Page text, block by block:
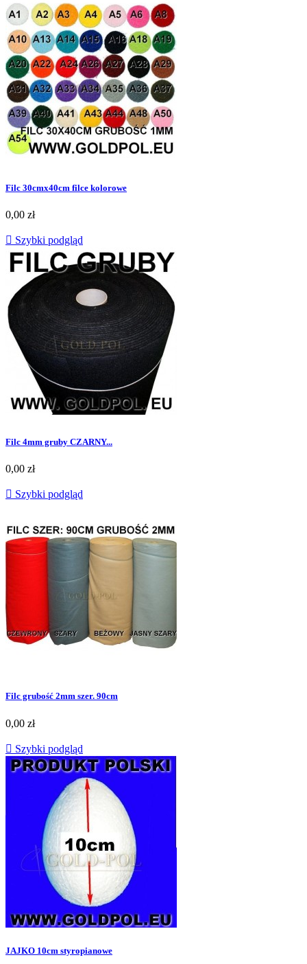
Filc 30cmx40cm filce kolorowe
0,00 zł
 Szybki podgląd
Filc 4mm gruby CZARNY...
0,00 zł
 Szybki podgląd
Filc grubość 2mm szer. 90cm
0,00 zł
 Szybki podgląd
JAJKO 10cm styropianowe